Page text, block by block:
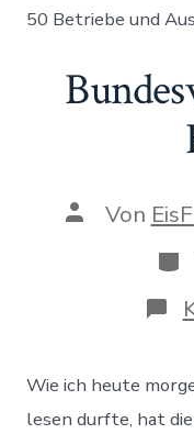
50 Betriebe und
AutorVon
Wie ich heute
lesen durfte, hat